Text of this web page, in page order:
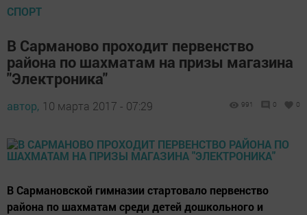
СПОРТ
В Сарманово проходит первенство
района по шахматам на призы магазина
"Электроника"
автор, 10 марта 2017 - 07:29 991 0 0
В Сармановской гимназии стартовало первенство
района по шахматам среди детей дошкольного и